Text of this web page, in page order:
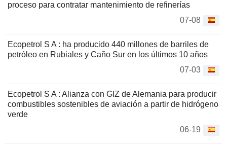
proceso para contratar mantenimiento de refinerías
07-08
Ecopetrol S A : ha producido 440 millones de barriles de
petróleo en Rubiales y Caño Sur en los últimos 10 años
07-03
Ecopetrol S A : Alianza con GIZ de Alemania para producir
combustibles sostenibles de aviación a partir de hidrógeno
verde
06-19